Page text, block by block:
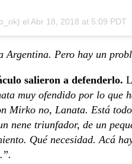
el Abr 18, 2018 at 5:09 PDT
Argentina. Pero hay un
salieron a defenderlo.
muy ofendido por lo que
Mirko no, Lanata. Está
nene triunfador, de un
Qué necesidad. Acá